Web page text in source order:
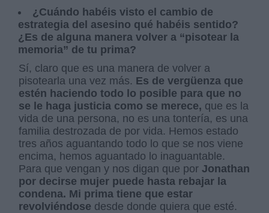
¿Cuándo habéis visto el cambio de
estrategia del asesino qué habéis sentido?
¿Es de alguna manera volver a “pisotear la
memoria” de tu prima?
Sí, claro que es una manera de volver a
pisotearla una vez más. Es de vergüenza que
estén haciendo todo lo posible para que no
se le haga justicia como se merece, que es la
vida de una persona, no es una tontería, es una
familia destrozada de por vida. Hemos estado
tres años aguantando todo lo que se nos viene
encima, hemos aguantado lo inaguantable.
Para que vengan y nos digan que por Jonathan
por decirse mujer puede hasta rebajar la
condena. Mi prima tiene que estar
revolviéndose desde donde quiera que esté.